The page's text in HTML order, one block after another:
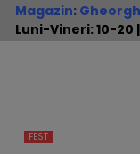
Magazin:
Luni-Vineri: 10-20
FEST